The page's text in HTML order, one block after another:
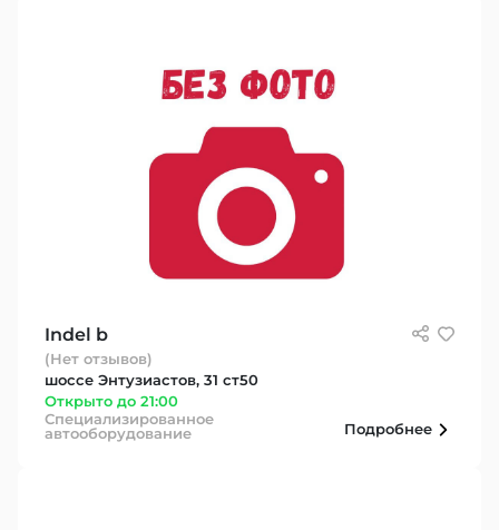
Indel b
(Нет отзывов)
шоссе Энтузиастов, 31 ст50
Открыто до 21:00
Специализированное
автооборудование
Подробнее